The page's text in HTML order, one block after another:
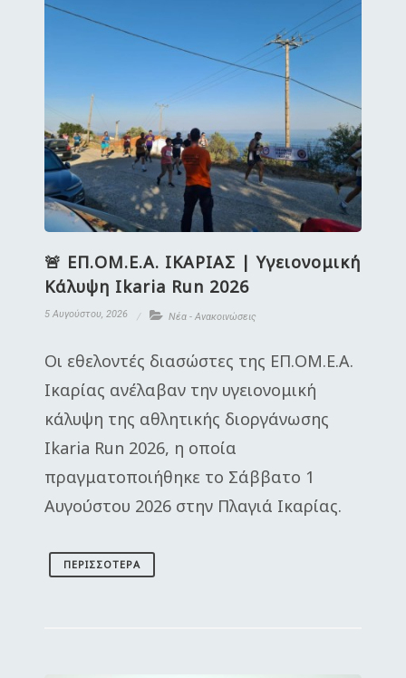
🚨 ΕΠ.ΟΜ.Ε.Α. ΙΚΑΡΙΑΣ | Υγειονομική
Κάλυψη Ikaria Run 2026
5 Αυγούστου, 2026 Νέα - Ανακοινώσεις
Οι εθελοντές διασώστες της ΕΠ.ΟΜ.Ε.Α.
Ικαρίας ανέλαβαν την υγειονομική
κάλυψη της αθλητικής διοργάνωσης
Ikaria Run 2026, η οποία
πραγματοποιήθηκε το Σάββατο 1
Αυγούστου 2026 στην Πλαγιά Ικαρίας.
ΠΕΡΙΣΣΌΤΕΡΑ